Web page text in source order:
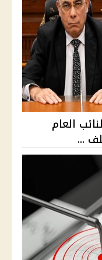
النائب العام
...